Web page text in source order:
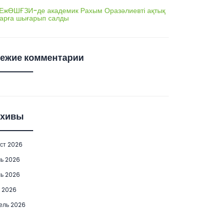
де академик Рахым Оразәлиевті ақтық
шығарып салды
комментарии
2026
2026
2026
2026